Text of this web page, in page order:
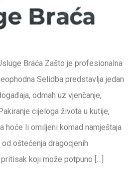
Braća Zašto je profesionalna
Selidba predstavlja jedan
odmah uz vjenčanje,
cijeloga života u kutije,
hoće li omiljeni komad namještaja
oštećenja dragocjenih
koji može potpuno […]